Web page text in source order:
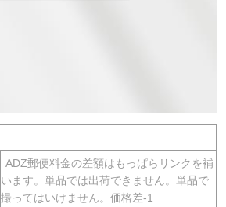
ADZ郵便料金の差額はもっぱらリンクを補
います。単品では出荷できません。単品で
撮ってはいけません。価格差-1